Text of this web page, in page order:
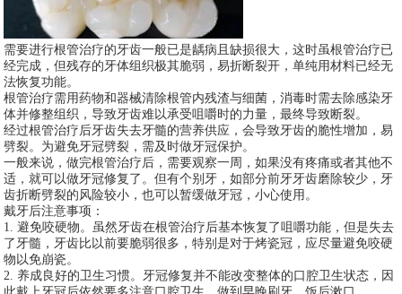
需要进行根管治疗的牙齿一般已是龋病且缺损很大，这时虽根管治疗已
经完成，但残存的牙体组织极其脆弱，易折断裂开，单纯用材料已经无
法恢复功能。
根管治疗需用药物和器械清除根管内残渣与细菌，消毒时需去除感染牙
体并修整组织，导致牙齿难以承受咀嚼时的力量，最终导致断裂。
经过根管治疗后牙齿失去牙髓的营养供应，会导致牙齿的脆性增加，易
劈裂。为避免牙冠劈裂，需及时做牙冠保护。
一般来说，做完根管治疗后，需要观察一周，如果没有疼痛或者其他不
适，就可以做牙冠修复了。但有个别牙，如部分前牙牙齿磨除较少，牙
齿折断劈裂的风险较小，也可以暂缓做牙冠，小心使用。
戴牙后注意事项：
1. 避免咬硬物。虽然牙齿在根管治疗后基本恢复了咀嚼功能，但是失去
了牙髓，牙齿比以前要脆弱很多，特别是对于烤瓷冠，应尽量避免咬硬
物以免崩瓷。
2. 养成良好的卫生习惯。牙冠修复并不能改变整体的口腔卫生状态，因